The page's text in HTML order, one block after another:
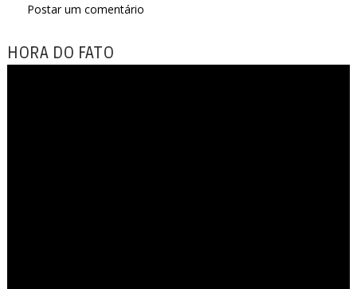
Postar um comentário
HORA DO FATO